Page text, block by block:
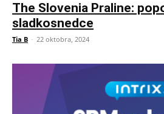
The Slovenia Praline:
sladkosnedce
Tia B - 22 oktobra, 2024